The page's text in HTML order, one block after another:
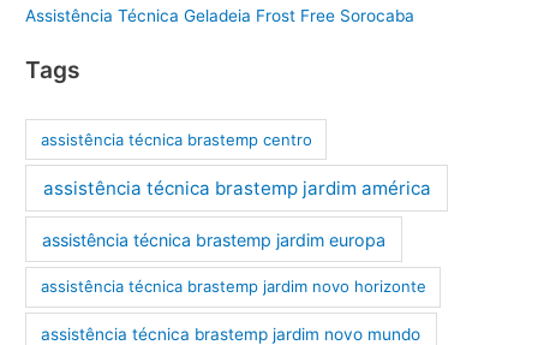
Assistência Técnica Geladeia Frost Free Sorocaba
Tags
assistência técnica brastemp centro
assistência técnica brastemp jardim américa
assistência técnica brastemp jardim europa
assistência técnica brastemp jardim novo horizonte
assistência técnica brastemp jardim novo mundo